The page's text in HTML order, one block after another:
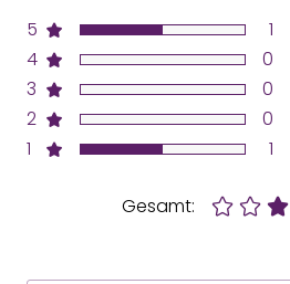
5
4
3
2
1
1
0
0
0
1
Gesamt: